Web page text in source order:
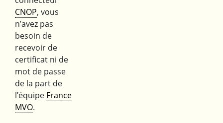
CNOP, vous
n’avez pas
besoin de
recevoir de
certificat ni de
mot de passe
de la part de
l’équipe France
MVO.